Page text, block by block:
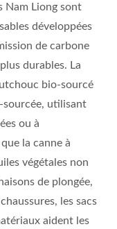
Nam Liong sont
développées
de carbone
durables. La
bio-sourcé
sourcée, utilisant
ou à
la canne à
végétales non
de plongée,
les sacs
aident les